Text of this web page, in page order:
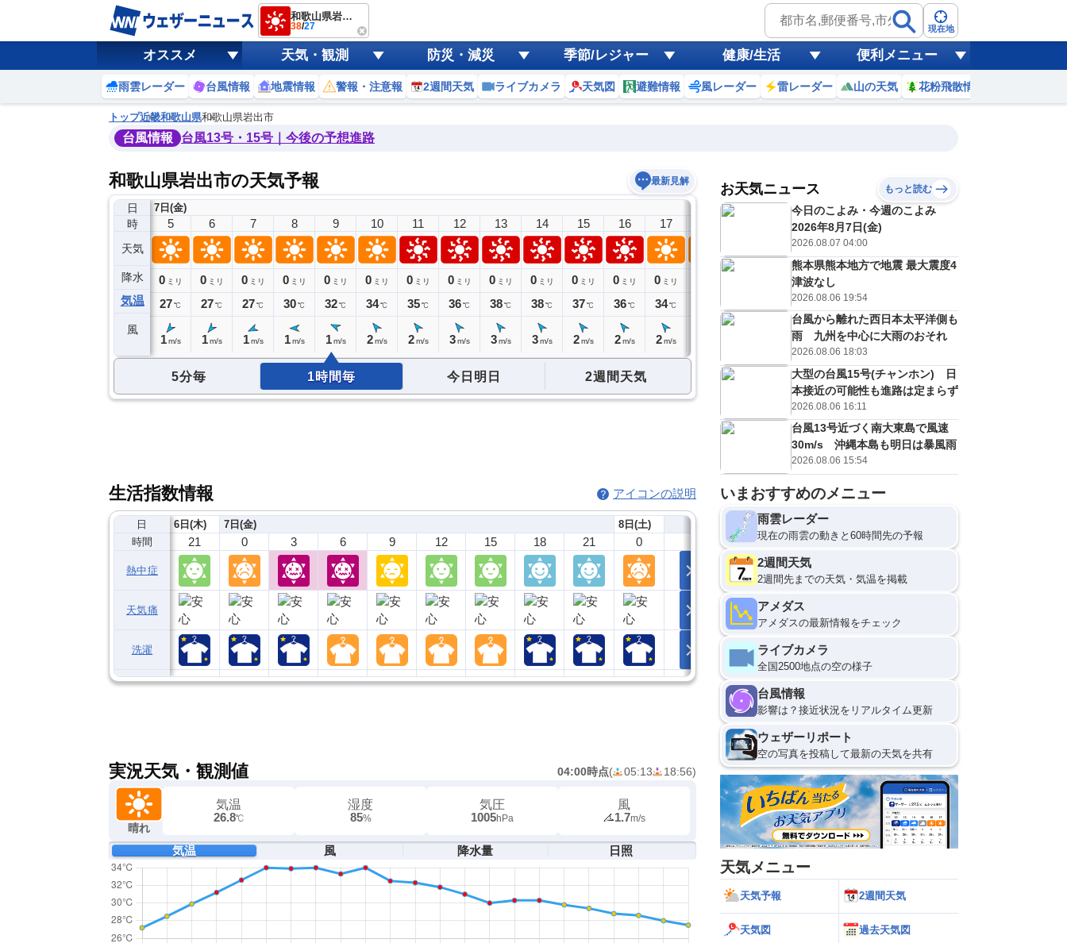
和歌山県岩出市
38/27 現在地
オススメ 天気・観測 防災・減災 季節/レジャー 健康/生活 便利メニュー
雨雲レーダー 台風情報 地震情報 警報・注意報 2週間天気 ライブカメラ 天気図 避難情報 風レーダー 雷レーダー 山の天気 花粉飛散情報
トップ近畿和歌山県和歌山県岩出市
台風情報 台風13号・15号｜今後の予想進路
和歌山県岩出市の天気予報 最新見解
日
時
天気
降水
気温
風
7日(金)
4
0ミリ
27℃
5
0 ミリ
27℃
1 m/s
6
0 ミリ
27℃
1 m/s
7
0 ミリ
27℃
1 m/s
8
0 ミリ
30℃
1 m/s
9
0 ミリ
32℃
1 m/s
10
0 ミリ
34℃
2 m/s
11
0 ミリ
35℃
2 m/s
12
0 ミリ
36℃
3 m/s
13
0 ミリ
38℃
3 m/s
14
0 ミリ
38℃
3 m/s
15
0 ミリ
37℃
2 m/s
16
0 ミリ
36℃
2 m/s
17
0 ミリ
34℃
2 m/s
20
ミリ
30
m/s
21
0 ミリ
29
0m/s
22
28
0 m/s 0m/s 0
5分毎 1時間毎 今日明日 2週間天気
生活指数情報 アイコンの説明
日
時間
熱中症
天気痛
洗濯
6日(木)
21
7日(金)
0 3 6 9 12 15 18 21
8日(土)
0
実況天気・観測値 04:00時点( 05:13 18:56)
晴れ
気温
26.8℃
湿度
85%
気圧
1005hPa
風
1.7m/s
気温 風 降水量 日照
お天気ニュース もっと読む
今日のこよみ・今週のこよみ
2026年8月7日(金)
2026.08.07 04:00
熊本県熊本地方で地震 最大震度4
津波なし
2026.08.06 19:54
台風から離れた西日本太平洋側も
雨 九州を中心に大雨のおそれ
2026.08.06 18:03
大型の台風15号(チャンホン) 日
本接近の可能性も進路は定まらず
2026.08.06 16:11
台風13号近づく南大東島で風速
30m/s 沖縄本島も明日は暴風雨
2026.08.06 15:54
いまおすすめのメニュー
雨雲レーダー
現在の雨雲の動きと60時間先の予報
2週間天気
2週間先までの天気・気温を掲載
アメダス
アメダスの最新情報をチェック
ライブカメラ
全国2500地点の空の様子
台風情報
影響は？接近状況をリアルタイム更新
ウェザーリポート
空の写真を投稿して最新の天気を共有
天気メニュー
天気予報 2週間天気
天気図 過去天気図